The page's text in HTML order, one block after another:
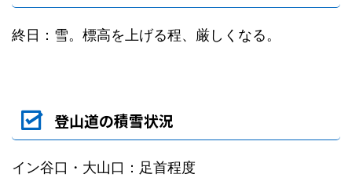
終日：雪。標高を上げる程、厳しくなる。
登山道の積雪状況
イン谷口・大山口：足首程度